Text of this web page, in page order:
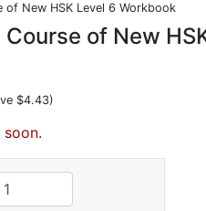
New HSK Level 6 Workbook
of New
$4.43)